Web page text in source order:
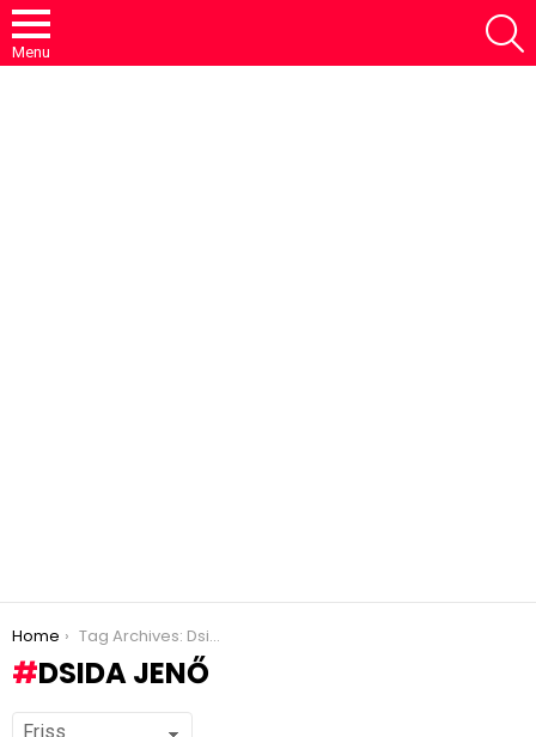
Menu
You are here:
Home Tag Archives: Dsida Jenő
DSIDA JENŐ